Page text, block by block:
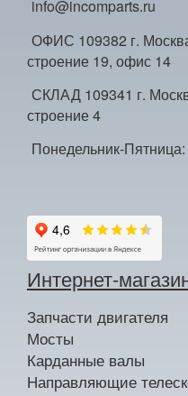
info@incomparts.ru
ОФИС 109382 г.
строение 19, офис 14
СКЛАД 109341 г.
строение 4
Понедельник-
Интернет-
Запчасти двигателя
Мосты
Карданные валы
Направляющие